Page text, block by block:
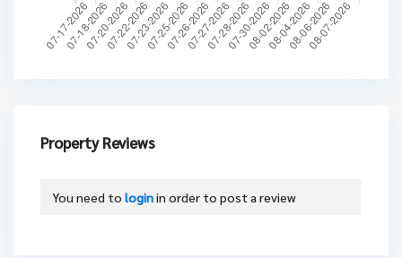
Property Reviews
You need to loginin order to post a review